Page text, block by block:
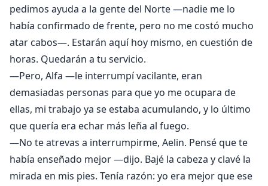
pedimos ayuda a la gente del Norte —nadie me lo
había confirmado de frente, pero no me costó mucho
atar cabos—. Estarán aquí hoy mismo, en cuestión de
horas. Quedarán a tu servicio.
—Pero, Alfa —le interrumpí vacilante, eran
demasiadas personas para que yo me ocupara de
ellas, mi trabajo ya se estaba acumulando, y lo último
que quería era echar más leña al fuego.
—No te atrevas a interrumpirme, Aelin. Pensé que te
había enseñado mejor —dijo. Bajé la cabeza y clavé la
mirada en mis pies. Tenía razón: yo era mejor que ese